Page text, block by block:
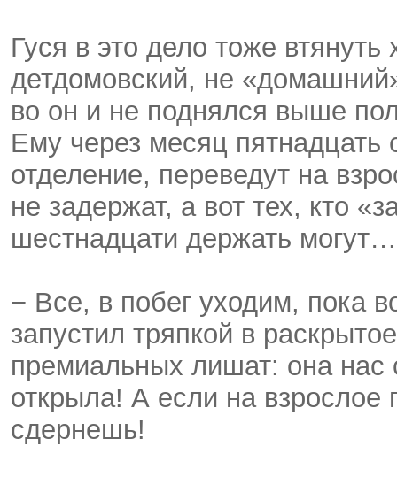
Гуся в это дело тоже
детдомовский, не
во он и не поднялся выше
Ему через месяц пятнадцать
отделение, переведут на
не задержат, а вот тех, кто
шестнадцати держать могут…
− Все, в побег уходим, пока
запустил тряпкой в
премиальных лишат: она нас
открыла! А если на взрослое
сдернешь!